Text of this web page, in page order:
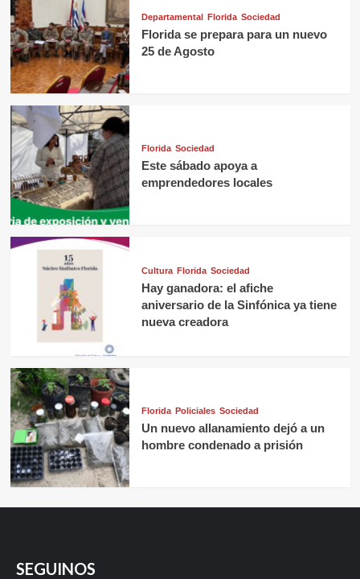
Departamental Florida Sociedad
Florida se prepara para un nuevo
25 de Agosto
Florida Sociedad
Este sábado apoya a
emprendedores locales
Cultura Florida Sociedad
Hay ganadora: el afiche
aniversario de la Sinfónica ya tiene
nueva creadora
Florida Policiales Sociedad
Un nuevo allanamiento dejó a un
hombre condenado a prisión
SEGUINOS